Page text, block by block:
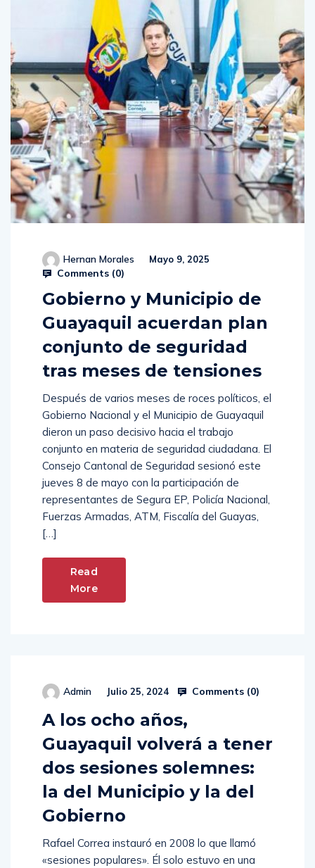
Hernan Morales Mayo 9, 2025
Comments (0)
Gobierno y Municipio de
Guayaquil acuerdan plan
conjunto de seguridad
tras meses de tensiones
Después de varios meses de roces políticos, el
Gobierno Nacional y el Municipio de Guayaquil
dieron un paso decisivo hacia el trabajo
conjunto en materia de seguridad ciudadana. El
Consejo Cantonal de Seguridad sesionó este
jueves 8 de mayo con la participación de
representantes de Segura EP, Policía Nacional,
Fuerzas Armadas, ATM, Fiscalía del Guayas,
[…]
Read
More
Admin Julio 25, 2024 Comments (0)
A los ocho años,
Guayaquil volverá a tener
dos sesiones solemnes:
la del Municipio y la del
Gobierno
Rafael Correa instauró en 2008 lo que llamó
«sesiones populares». Él solo estuvo en una